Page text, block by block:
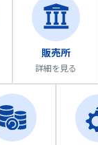
販売所
詳細を見る